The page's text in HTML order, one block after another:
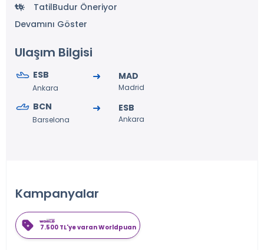
TatilBudur Öneriyor
Devamını Göster
Ulaşım Bilgisi
ESB
Ankara
MAD
Madrid
BCN
Barselona
ESB
Ankara
Kampanyalar
7.500 TL'ye varan Worldpuan